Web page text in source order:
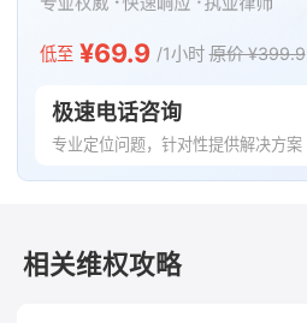
低至 ¥69.9 /1小时 原价 ¥399.9
极速电话咨询
专业定位问题，针对性提供解决方案
相关维权攻略